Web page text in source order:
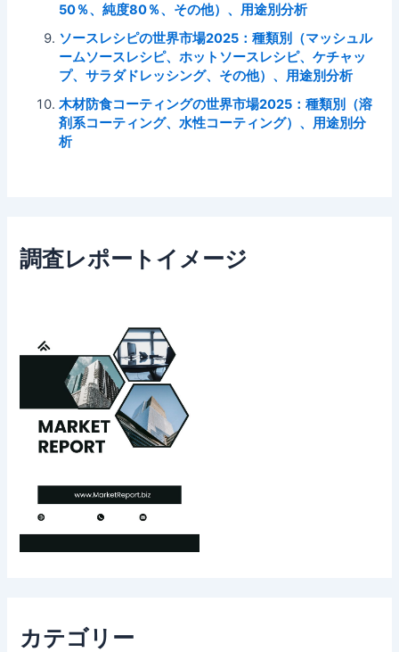
50％、純度80％、その他）、用途別分析
ソースレシピの世界市場2025：種類別（マッシュル
ームソースレシピ、ホットソースレシピ、ケチャッ
プ、サラダドレッシング、その他）、用途別分析
木材防食コーティングの世界市場2025：種類別（溶
剤系コーティング、水性コーティング）、用途別分
析
調査レポートイメージ
カテゴリー